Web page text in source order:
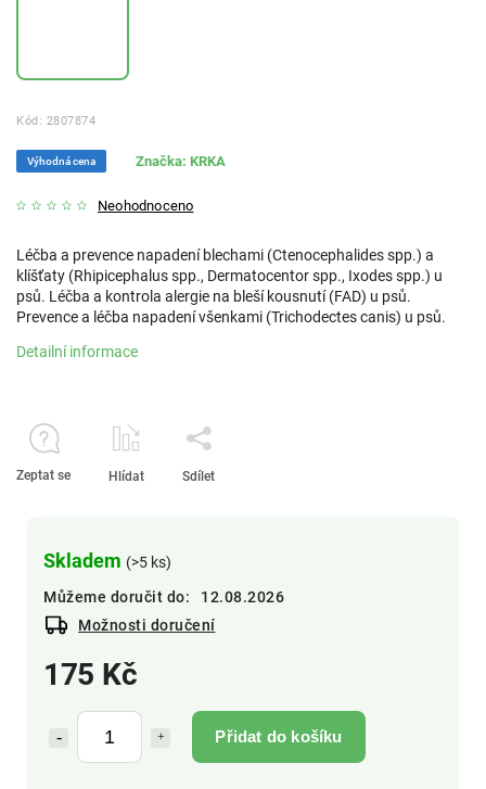
Kód: 2807874
Výhodná cena
Neohodnoceno
Značka: KRKA
175 Kč
Přidat do košíku
Skladem (>5 ks)
Můžeme doručit do:
12.08.2026
Možnosti doručení
Léčba a prevence napadení blechami (Ctenocephalides spp.) a
klíšťaty (Rhipicephalus spp., Dermatocentor spp., Ixodes spp.) u
psů. Léčba a kontrola alergie na bleší kousnutí (FAD) u psů.
Prevence a léčba napadení všenkami (Trichodectes canis) u psů.
Detailní informace
Zeptat se Hlídat Sdílet